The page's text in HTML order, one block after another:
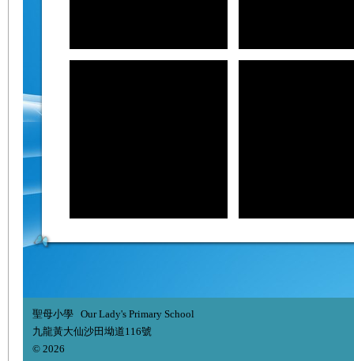
聖母小學 Our Lady's Primary School
九龍黃大仙沙田坳道116號
© 2026